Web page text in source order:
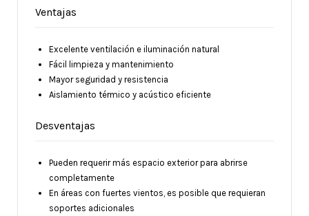
Ventajas
Excelente ventilación e iluminación natural
Fácil limpieza y mantenimiento
Mayor seguridad y resistencia
Aislamiento térmico y acústico eficiente
Desventajas
Pueden requerir más espacio exterior para abrirse
completamente
En áreas con fuertes vientos, es posible que requieran
soportes adicionales